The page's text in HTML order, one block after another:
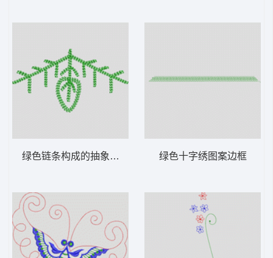
绿色链条构成的抽象树形图案 绿色十字绣图案边框